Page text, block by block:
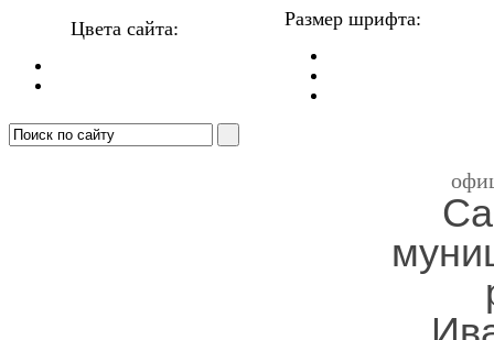
Цвета сайта: Размер шрифта: